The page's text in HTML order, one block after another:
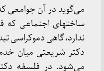
می‌گوید در آن جوامعی
ساختهای اجتماعی که
ندارد، گاهی دموکراسی
دکتر شریعتی میان
می‌شود. در فلسفه